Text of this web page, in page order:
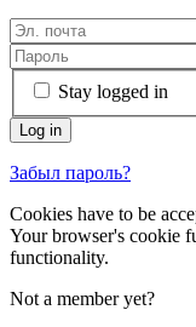
Stay logged in
Забыл пароль?
Cookies have to be
Your browser's cookie
functionality.
Not a member yet?